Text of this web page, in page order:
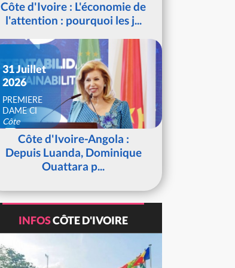
Côte d'Ivoire : L'économie de
l'attention : pourquoi les j...
31 Juillet
2026
PREMIERE
DAME CI
Côte
d'IvoireCôte d'Ivoire-Angola :
Depuis Luanda, Dominique
Ouattara p...
INFOSCÔTE D'IVOIRE